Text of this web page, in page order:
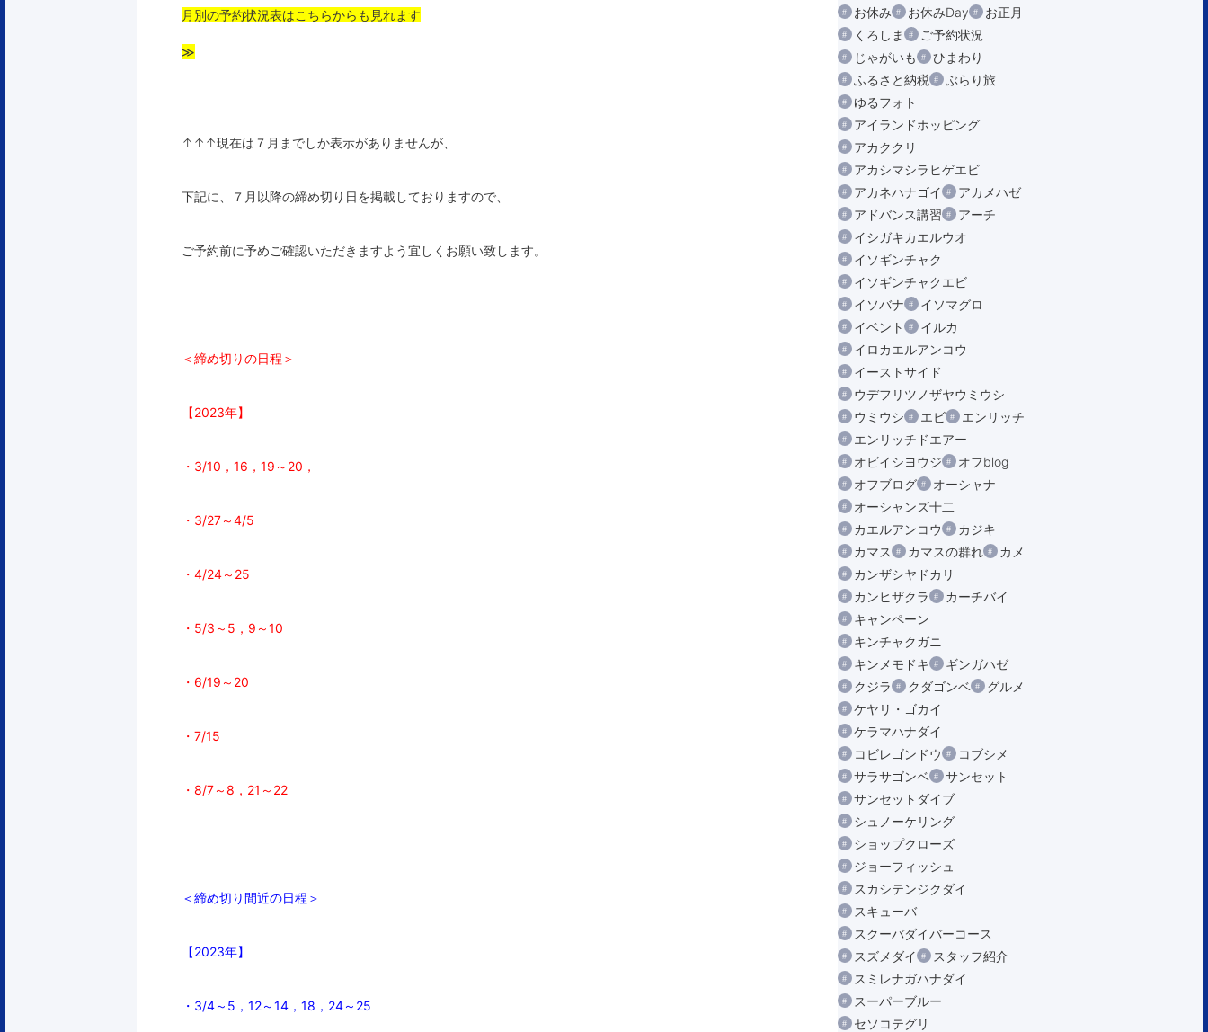
月別の予約状況表はこちらからも見れます
≫
↑↑↑現在は７月までしか表示がありませんが、
下記に、７月以降の締め切り日を掲載しておりますので、
ご予約前に予めご確認いただきますよう宜しくお願い致します。
＜締め切りの日程＞
【2023年】
・3/10，16，19～20，
・3/27～4/5
・4/24～25
・5/3～5，9～10
・6/19～20
・7/15
・8/7～8， 21～22
＜締め切り間近の日程＞
【2023年】
・3/4～5， 12～14，18，24～25
お休み
お休みDay
お正月
くろしま
ご予約状況
じゃがいも
ひまわり
ふるさと納税
ぶらり旅
ゆるフォト
アイランドホッピング
アカククリ
アカシマシラヒゲエビ
アカネハナゴイ
アカメハゼ
アドバンス講習
アーチ
イシガキカエルウオ
イソギンチャク
イソギンチャクエビ
イソバナ
イソマグロ
イベント
イルカ
イロカエルアンコウ
イーストサイド
ウデフリツノザヤウミウシ
ウミウシ
エビ
エンリッチ
エンリッチドエアー
オビイシヨウジ
オフblog
オフブログ
オーシャナ
オーシャンズ十二
カエルアンコウ
カジキ
カマス
カマスの群れ
カメ
カンザシヤドカリ
カンヒザクラ
カーチバイ
キャンペーン
キンチャクガニ
キンメモドキ
ギンガハゼ
クジラ
クダゴンベ
グルメ
ケヤリ・ゴカイ
ケラマハナダイ
コビレゴンドウ
コブシメ
サラサゴンベ
サンセット
サンセットダイブ
シュノーケリング
ショップクローズ
ジョーフィッシュ
スカシテンジクダイ
スキューバ
スクーバダイバーコース
スズメダイ
スタッフ紹介
スミレナガハナダイ
スーパーブルー
セソコテグリ